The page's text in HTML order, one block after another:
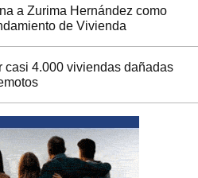
a Zurima Hernández como
de Vivienda
casi 4.000 viviendas dañadas